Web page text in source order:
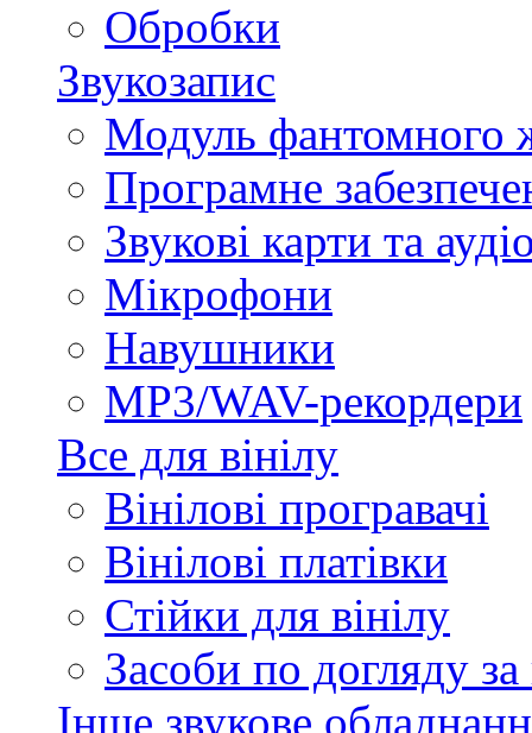
Обробки
Звукозапис
Модуль фантомного
Програмне
Звукові карти та
Мікрофони
Навушники
MP3/WAV-рекордери
Все для вінілу
Вінілові програвачі
Вінілові платівки
Стійки для вінілу
Засоби по догляду за
Інше звукове